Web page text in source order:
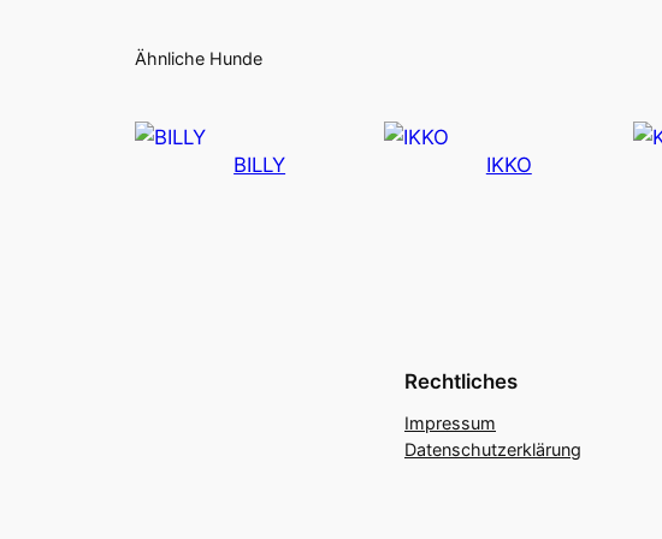
Ähnliche Hunde
BILLY IKKO
Rechtliches
Impressum
Datenschutzerklärung